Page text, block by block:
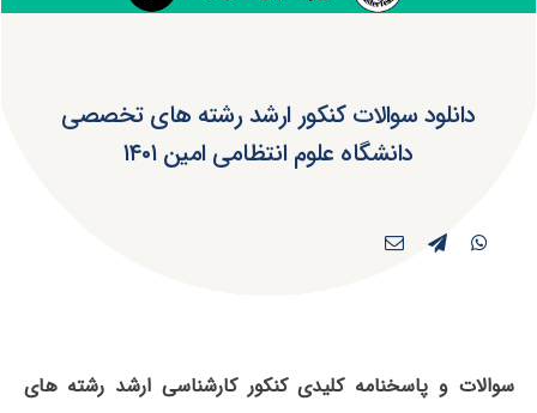
دانلود سوالات کنکور ارشد رشته های تخصصی
دانشگاه علوم انتظامی امین ۱۴۰۱
سوالات و پاسخنامه کلیدی کنکور کارشناسی ارشد رشته های